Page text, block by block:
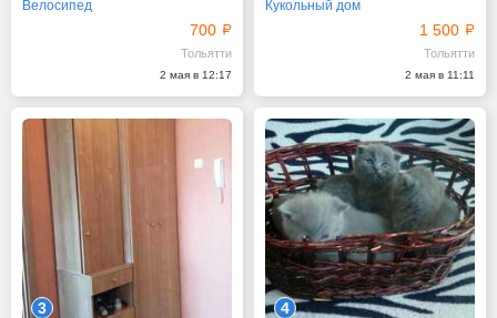
Велосипед
700
Тольятти
2 мая в 12:17
Кукольный дом
1 500
Тольятти
2 мая в 11:11
3 4